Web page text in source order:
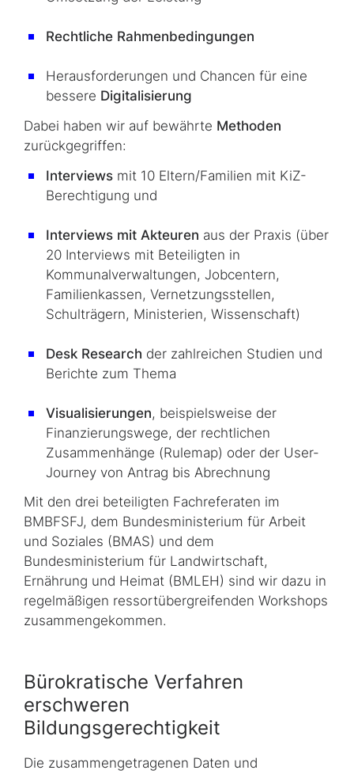
Rechtliche Rahmenbedingungen
Herausforderungen und Chancen für eine
bessere Digitalisierung
Dabei haben wir auf bewährte Methoden
zurückgegriffen:
Interviews mit 10 Eltern/Familien mit KiZ-
Berechtigung und
Interviews mit Akteuren aus der Praxis (über
20 Interviews mit Beteiligten in
Kommunalverwaltungen, Jobcentern,
Familienkassen, Vernetzungsstellen,
Schulträgern, Ministerien, Wissenschaft)
Desk Research der zahlreichen Studien und
Berichte zum Thema
Visualisierungen, beispielsweise der
Finanzierungswege, der rechtlichen
Zusammenhänge (Rulemap) oder der User-
Journey von Antrag bis Abrechnung
Mit den drei beteiligten Fachreferaten im
BMBFSFJ, dem Bundesministerium für Arbeit
und Soziales (BMAS) und dem
Bundesministerium für Landwirtschaft,
Ernährung und Heimat (BMLEH) sind wir dazu in
regelmäßigen ressortübergreifenden Workshops
zusammengekommen.
Bürokratische Verfahren
erschweren
Bildungsgerechtigkeit
Die zusammengetragenen Daten und